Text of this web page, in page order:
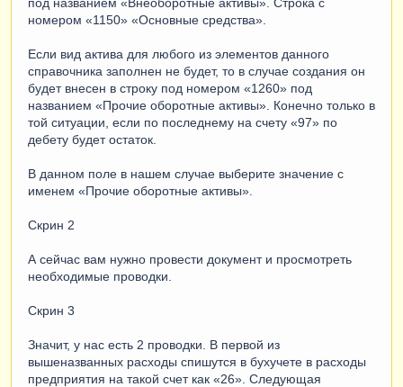
номером «1150» «Основные средства».
Если вид актива для любого из элементов данного
справочника заполнен не будет, то в случае создания он
будет внесен в строку под номером «1260» под
названием «Прочие оборотные активы». Конечно только в
той ситуации, если по последнему на счету «97» по
дебету будет остаток.
В данном поле в нашем случае выберите значение с
именем «Прочие оборотные активы».
Скрин 2
А сейчас вам нужно провести документ и просмотреть
необходимые проводки.
Скрин 3
Значит, у нас есть 2 проводки. В первой из
вышеназванных расходы спишутся в бухучете в расходы
предприятия на такой счет как «26». Следующая